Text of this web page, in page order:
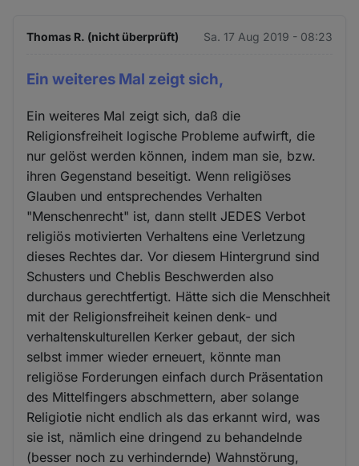
Thomas R. (nicht überprüft) Sa. 17 Aug 2019 - 08:23
Ein weiteres Mal zeigt sich,
Ein weiteres Mal zeigt sich, daß die
Religionsfreiheit logische Probleme aufwirft, die
nur gelöst werden können, indem man sie, bzw.
ihren Gegenstand beseitigt. Wenn religiöses
Glauben und entsprechendes Verhalten
"Menschenrecht" ist, dann stellt JEDES Verbot
religiös motivierten Verhaltens eine Verletzung
dieses Rechtes dar. Vor diesem Hintergrund sind
Schusters und Cheblis Beschwerden also
durchaus gerechtfertigt. Hätte sich die Menschheit
mit der Religionsfreiheit keinen denk- und
verhaltenskulturellen Kerker gebaut, der sich
selbst immer wieder erneuert, könnte man
religiöse Forderungen einfach durch Präsentation
des Mittelfingers abschmettern, aber solange
Religiotie nicht endlich als das erkannt wird, was
sie ist, nämlich eine dringend zu behandelnde
(besser noch zu verhindernde) Wahnstörung,